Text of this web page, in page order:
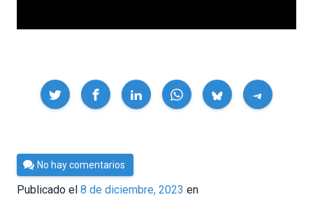
Compartir
Por
César
Tomé
No hay comentarios
Publicado el 8 de diciembre, 2023 en